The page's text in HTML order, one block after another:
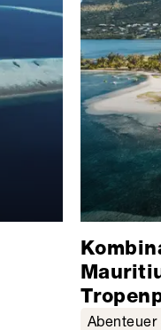
Abenteuer